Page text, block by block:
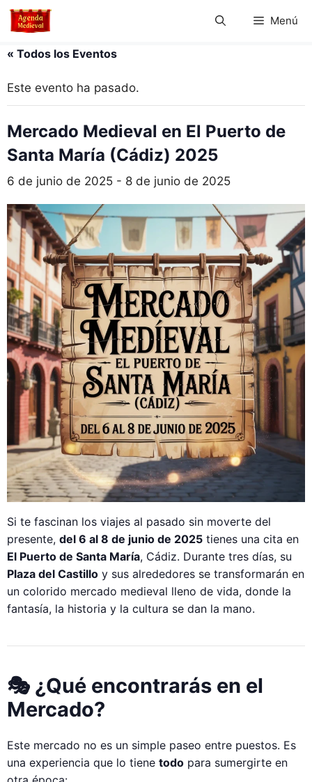
Saltar
Menú
« Todos los Eventos
Este evento ha pasado.
Mercado Medieval en El Puerto de
Santa María (Cádiz) 2025
6 de junio de 2025 - 8 de junio de 2025
Si te fascinan los viajes al pasado sin moverte del
presente, del 6 al 8 de junio de 2025 tienes una cita en
El Puerto de Santa María, Cádiz. Durante tres días, su
Plaza del Castillo y sus alrededores se transformarán en
un colorido mercado medieval lleno de vida, donde la
fantasía, la historia y la cultura se dan la mano.
🎭 ¿Qué encontrarás en el
Mercado?
Este mercado no es un simple paseo entre puestos. Es
una experiencia que lo tiene todo para sumergirte en